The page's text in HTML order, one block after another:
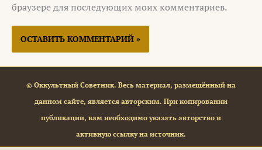
браузере для последующих моих комментариев.
© Оккультный Советник. Весь материал, размещённый на
данном сайте, является авторским. При копировании
публикации, вам необходимо указать авторство и
активную ссылку на источник.